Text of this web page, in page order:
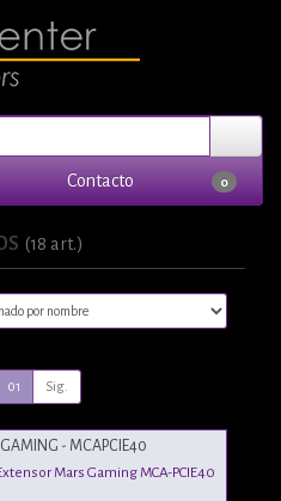
Contacto 0
(18 art.)
01 Sig.
- MCAPCIE40
Mars Gaming MCA-PCIE40